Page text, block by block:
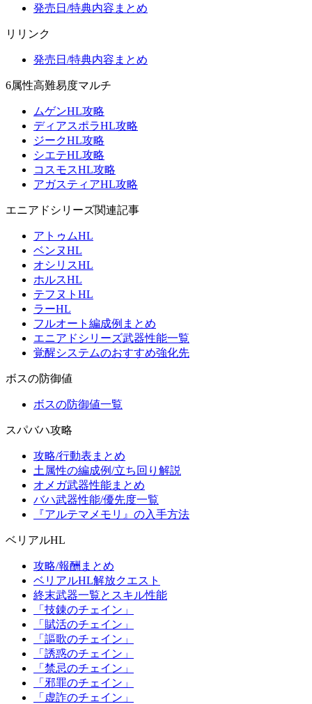
発売日/特典内容まとめ
リリンク
発売日/特典内容まとめ
6属性高難易度マルチ
ムゲンHL攻略
ディアスポラHL攻略
ジークHL攻略
シエテHL攻略
コスモスHL攻略
アガスティアHL攻略
エニアドシリーズ関連記事
アトゥムHL
ベンヌHL
オシリスHL
ホルスHL
テフヌトHL
ラーHL
フルオート編成例まとめ
エニアドシリーズ武器性能一覧
覚醒システムのおすすめ強化先
ボスの防御値
ボスの防御値一覧
スパバハ攻略
攻略/行動表まとめ
土属性の編成例/立ち回り解説
オメガ武器性能まとめ
バハ武器性能/優先度一覧
『アルテマメモリ』の入手方法
ベリアルHL
攻略/報酬まとめ
ベリアルHL解放クエスト
終末武器一覧とスキル性能
「技錬のチェイン」
「賦活のチェイン」
「謳歌のチェイン」
「誘惑のチェイン」
「禁忌のチェイン」
「邪罪のチェイン」
「虚詐のチェイン」